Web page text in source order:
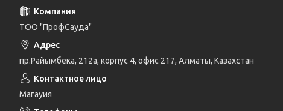
ТОО "ПрофСауда"
пр.Райымбека, 212а, корпус 4, офис 217, Алматы, Казахстан
Магауия